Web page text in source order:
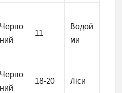
Черво
ний
11
Водой
ми
Черво
ний
18-20 Ліси